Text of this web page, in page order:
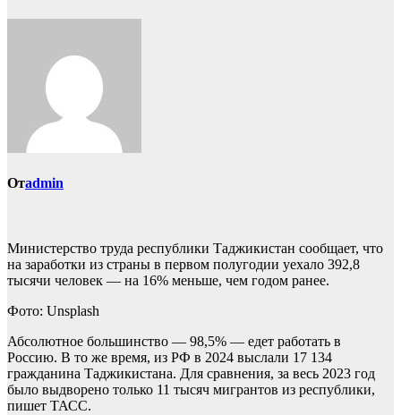
Отadmin
Министерство труда республики Таджикистан сообщает, что
на заработки из страны в первом полугодии уехало 392,8
тысячи человек — на 16% меньше, чем годом ранее.
Фото: Unsplash
Абсолютное большинство — 98,5% — едет работать в
Россию. В то же время, из РФ в 2024 выслали 17 134
гражданина Таджикистана. Для сравнения, за весь 2023 год
было выдворено только 11 тысяч мигрантов из республики,
пишет ТАСС.